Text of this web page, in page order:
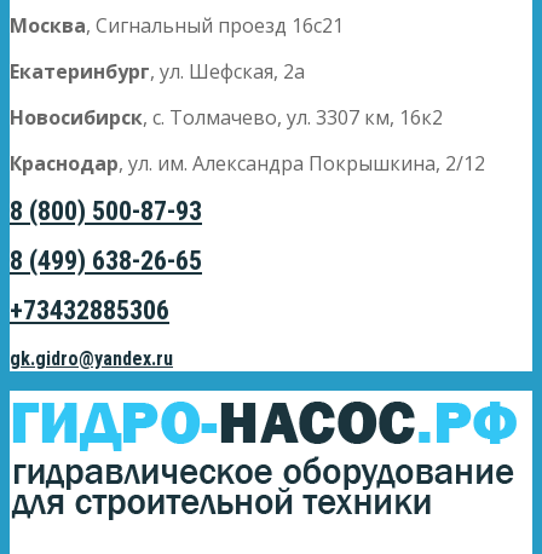
Москва, Сигнальный проезд 16с21
Екатеринбург, ул. Шефская, 2а
Новосибирск, с. Толмачево, ул. 3307 км, 16к2
Краснодар, ул. им. Александра Покрышкина, 2/12
8 (800) 500-87-93
8 (499) 638-26-65
+73432885306
gk.gidro@yandex.ru